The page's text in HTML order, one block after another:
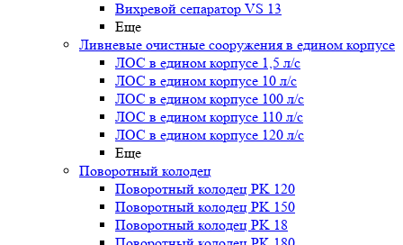
Вихревой сепаратор VS 13
Еще
Ливневые очистные сооружения в едином корпусе
ЛОС в едином корпусе 1,5 л/с
ЛОС в едином корпусе 10 л/с
ЛОС в едином корпусе 100 л/с
ЛОС в едином корпусе 110 л/с
ЛОС в едином корпусе 120 л/с
Еще
Поворотный колодец
Поворотный колодец PK 120
Поворотный колодец PK 150
Поворотный колодец PK 18